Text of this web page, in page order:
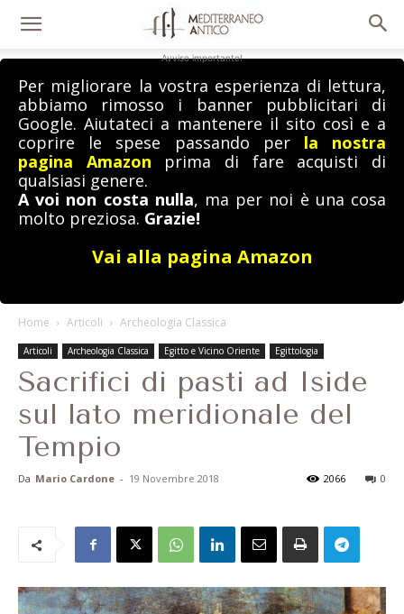
Avviso importante!
Per migliorare la vostra esperienza di lettura,
abbiamo rimosso i banner pubblicitari di
Google. Aiutateci a mantenere il sito così e a
coprire le spese passando per la nostra
pagina Amazon prima di fare acquisti di
qualsiasi genere.
A voi non costa nulla, ma per noi è una cosa
molto preziosa. Grazie!
Vai alla pagina Amazon
Home Articoli Archeologia Classica
Articoli Archeologia Classica Egitto e Vicino Oriente Egittologia
Sacrifici di pasti ad Iside
sul lato meridionale del
Tempio
Da Mario Cardone - 19 Novembre 2018 0
2066